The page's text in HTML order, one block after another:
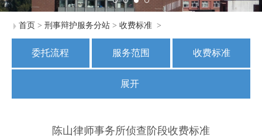
首页 > 刑事辩护服务分站> 收费标准 >
委托流程 服务范围 收费标准
刑事法规
展开
陈山律师事务所侦查阶段收费标准